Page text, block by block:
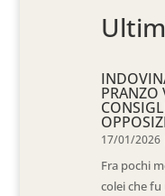
PRANZO
17/01/2026
Fra pochi
colei che fu